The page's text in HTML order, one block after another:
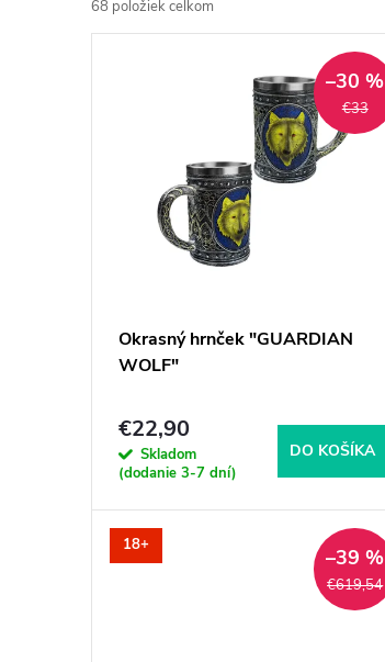
d
u
k
68 položiek celkom
d
u
€33
–30 %
Okrasný hrnček "GUARDIAN
WOLF"
€22,90
Skladom
(dodanie 3-7 dní)
DO KOŠÍKA
18+
€619,54
–39 %